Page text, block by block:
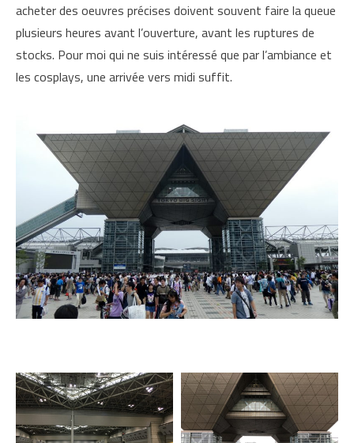
acheter des oeuvres précises doivent souvent faire la queue
plusieurs heures avant l’ouverture, avant les ruptures de
stocks. Pour moi qui ne suis intéressé que par l’ambiance et
les cosplays, une arrivée vers midi suffit.